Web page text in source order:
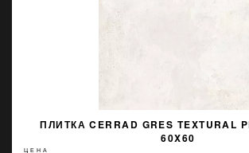
ПЛИТКА CERRAD GRES TEXTURAL
60X60
ЦЕНА